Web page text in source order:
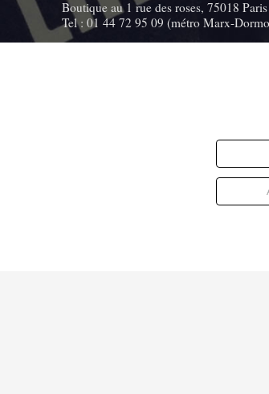
Boutique au 1 rue des roses, 75018 Paris
Tel : 01 44 72 95 09 (métro Marx-